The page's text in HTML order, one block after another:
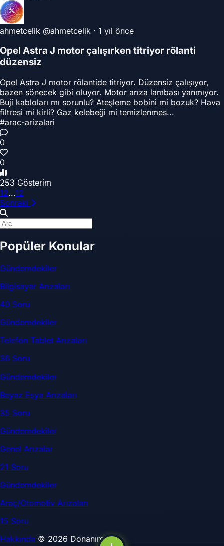
ahmetcelik @ahmetcelik · 1 yıl önce
Opel Astra J motor çalışırken titriyor rölanti
düzensiz
Opel Astra J motor rölantide titriyor. Düzensiz çalışıyor,
bazen sönecek gibi oluyor. Motor arıza lambası yanmıyor.
Buji kabloları mı sorunlu? Ateşleme bobini mi bozuk? Hava
filtresi mi kirli? Gaz kelebeği mi temizlenmes...
#arac-arizalari
0
0
253 Gösterim
12...12
Sonraki
Popüler Konular
Gündemdekiler
Bilgisayar Arızaları
40 Soru
Gündemdekiler
Telefon Tablet Arızaları
36 Soru
Gündemdekiler
Beyaz Eşya Arızaları
35 Soru
Gündemdekiler
Genel Arızalar
21 Soru
Gündemdekiler
Araç/Otomotiv Arızaları
15 Soru
Hakkında © 2026 DonanımSor